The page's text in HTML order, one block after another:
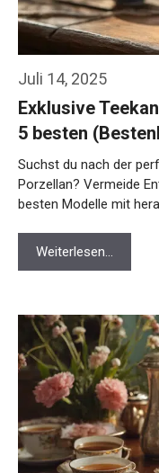
Juli 14, 2025
Exklusive
5 besten
Suchst du nach der
Porzellan? Vermeide
besten Modelle mit
Weiterlesen…